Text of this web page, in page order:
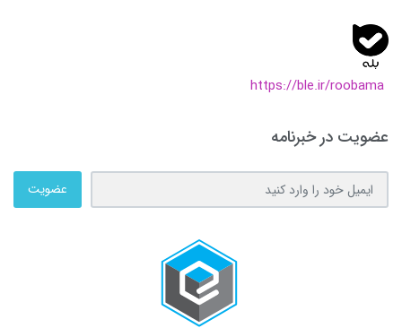
https://ble.ir/roobama
عضویت در خبرنامه
عضویت